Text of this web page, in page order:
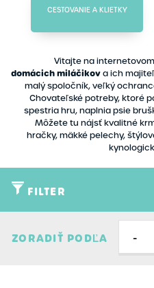
CESTOVANIE A KLIETKY
Vitajte na
domácich miláčikova ich
malý spoločník, veľký
Chovateľské potreby, ktoré
spestria hru, naplnia psie
Môžete tu nájsť kvalitné
hračky, mäkké pelechy,
FILTER
ZORADIŤ PODĽA